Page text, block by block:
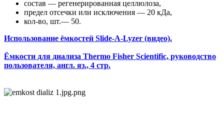
состав — регенерированная целлюлоза,
предел отсечки или исключения — 20 кДа,
кол-во, шт.— 50.
Использование ёмкостей Slide-A-Lyzer (видео).
Ёмкости для диализа Thermo Fisher Scientific, руководство
пользователя, англ. яз., 4 стр.